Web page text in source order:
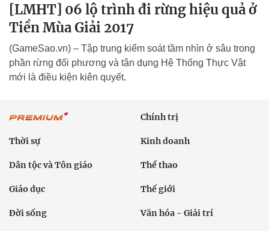
[LMHT] 06 lộ trình đi rừng hiệu quả ở
Tiền Mùa Giải 2017
(GameSao.vn) – Tập trung kiểm soát tầm nhìn ở sâu trong
phần rừng đối phương và tận dụng Hệ Thống Thực Vật
mới là điều kiện kiên quyết.
Chính trị
Thời sự Kinh doanh
Dân tộc và Tôn giáo Thể thao
Giáo dục Thế giới
Đời sống Văn hóa - Giải trí